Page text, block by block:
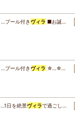
…プール付き ヴィラ ■お誕…
…プール付き ヴィラ ☆…☆…
…1日を絶景ヴィラで過ごし…